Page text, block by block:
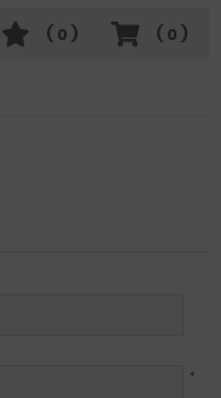
( 0 )
( 0 )
*